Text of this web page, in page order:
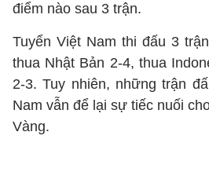
điểm nào sau 3 trận.
Tuyển Việt Nam thi đấu 3
thua Nhật Bản 2-4, thua
2-3. Tuy nhiên, những trận
Nam vẫn để lại sự tiếc nuối
Vàng.